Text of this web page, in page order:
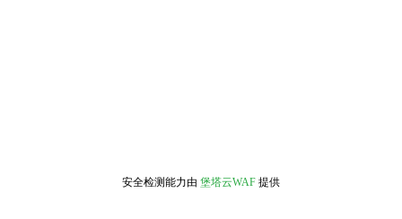
安全检测能力由 堡塔云WAF 提供